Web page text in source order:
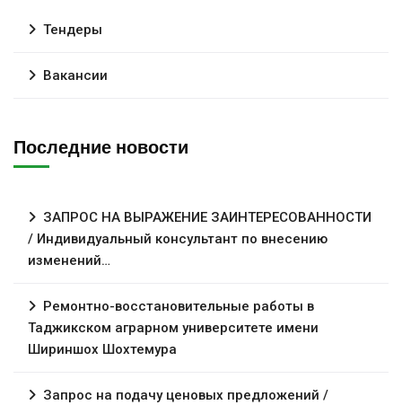
Тендеры
Вакансии
Последние новости
ЗАПРОС НА ВЫРАЖЕНИЕ ЗАИНТЕРЕСОВАННОСТИ
/ Индивидуальный консультант по внесению
изменений…
Ремонтно-восстановительные работы в
Таджикском аграрном университете имени
Шириншох Шохтемура
Запрос на подачу ценовых предложений /